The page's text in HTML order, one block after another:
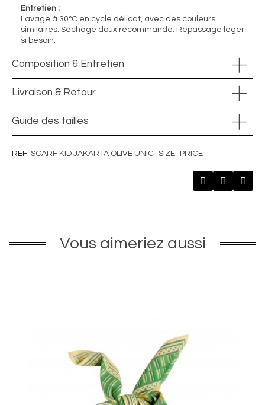
Entretien :
Lavage à 30°C en cycle délicat, avec des couleurs
similaires. Séchage doux recommandé. Repassage léger
si besoin.
Composition & Entretien
Livraison & Retour
Guide des tailles
REF SCARF KID JAKARTA OLIVE UNIC_SIZE_PRICE
Vous aimeriez aussi